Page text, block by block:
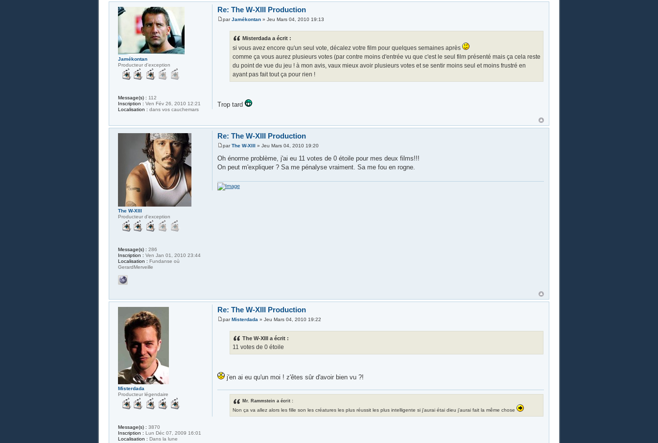
Re: The W-XIII Production
parJamékontan» Jeu Mars 04, 2010 19:13
Misterdada a écrit :
si vous avez encore qu'un seul vote, décalez votre film pour quelques semaines après
comme ça vous aurez plusieurs votes (par contre moins d'entrée vu que c'est le seul film présenté mais ça cela reste
du point de vue du jeu ! à mon avis, vaux mieux avoir plusieurs votes et se sentir moins seul et moins frustré en
ayant pas fait tout ça pour rien !
Trop tard
Jamékontan
Producteur d'exception
Message(s) : 112
Inscription : Ven Fév 26, 2010 12:21
Localisation : dans vos cauchemars
Re: The W-XIII Production
parThe W-XIII» Jeu Mars 04, 2010 19:20
Oh énorme problème, j'ai eu 11 votes de 0 étoile pour mes deux films!!!
On peut m'expliquer ? Sa me pénalyse vraiment. Sa me fou en rogne.
The W-XIII
Producteur d'exception
Message(s) : 286
Inscription : Ven Jan 01, 2010 23:44
Localisation : Fundanse où
GerardMerveille
Re: The W-XIII Production
parMisterdada » Jeu Mars 04, 2010 19:22
The W-XIII a écrit :
11 votes de 0 étoile
j'en ai eu qu'un moi ! z'êtes sûr d'avoir bien vu ?!
Mr. Rammstein a écrit :
Non ça va allez alors les fille son les créatures les plus réussit les plus intelligente si j'aurai étai dieu j'aurai fait la même chose
Misterdada
Producteur légendaire
Message(s) : 3870
Inscription : Lun Déc 07, 2009 16:01
Localisation : Dans la lune